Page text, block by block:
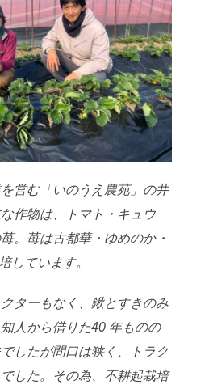
営む「いのうえ農苑」の井
作物は、トマト・ キュウ
。苺は古都華・ゆめのか・
してい ます。
ターもなく、鍬とすきのみ
人から借りた40 年ものの
したが間口は狭く、トラク
した。その為、不耕起栽培